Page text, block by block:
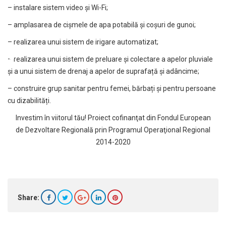
– instalare sistem video și Wi-Fi;
– amplasarea de cișmele de apa potabilă și coșuri de gunoi;
– realizarea unui sistem de irigare automatizat;
– realizarea unui sistem de preluare și colectare a apelor pluviale
și a unui sistem de drenaj a apelor de suprafață și adâncime;
– construire grup sanitar pentru femei, bărbați și pentru persoane
cu dizabilități.
Investim în viitorul tău! Proiect cofinanţat din Fondul European
de Dezvoltare Regională prin Programul Operaţional Regional
2014-2020
Share: